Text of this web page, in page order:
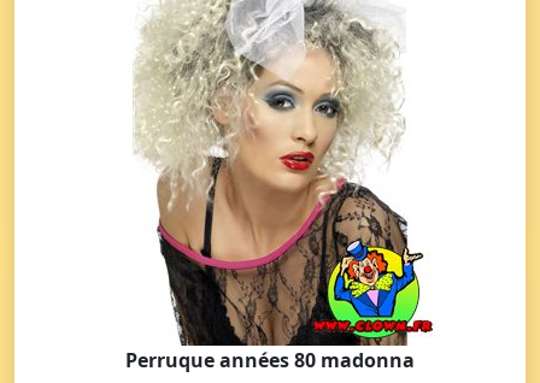
Perruque années 80 madonna